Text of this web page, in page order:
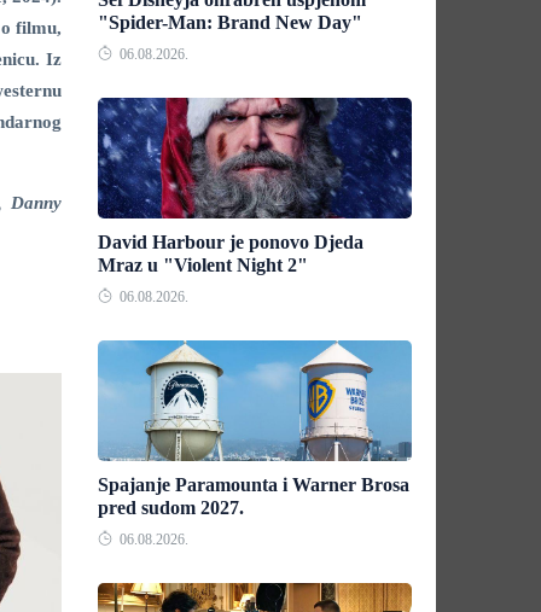
filmu,
Iz
Danny
"Spider-Man: Brand New Day"
06.08.2026.
David Harbour je ponovo Djeda
Mraz u "Violent Night 2"
06.08.2026.
Spajanje Paramounta i Warner Brosa
pred sudom 2027.
06.08.2026.